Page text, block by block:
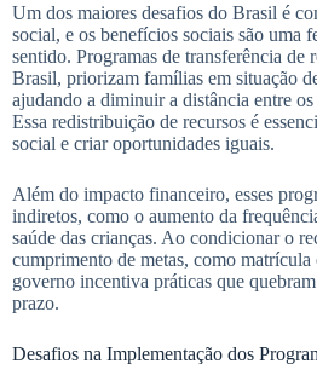
Um dos maiores desafios do Brasil é
social, e os benefícios sociais são uma
sentido. Programas de transferência
Brasil, priorizam famílias em situação
ajudando a diminuir a distância entre
Essa redistribuição de recursos é
social e criar oportunidades iguais.
Além do impacto financeiro, esses
indiretos, como o aumento da
saúde das crianças. Ao condicionar o
cumprimento de metas, como matrícula
governo incentiva práticas que
prazo.
Desafios na Implementação dos